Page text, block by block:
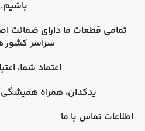
باشیم.
تمامی قطعات ما دارای ضمانت
سراسر کشور
اعتماد شما،
یدکدان، همراه
اطلاعات تماس با ما